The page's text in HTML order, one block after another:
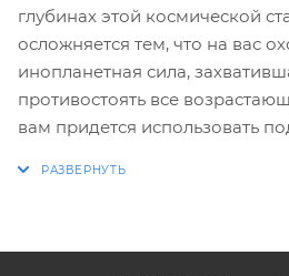
глубинах этой космической
осложняется тем, что на вас
инопланетная сила,
противостоять все
вам придется использовать